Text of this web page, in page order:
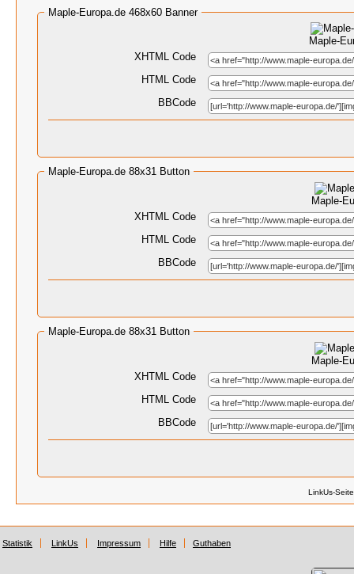
Maple-Europa.de 468x60 Banner
Maple-
XHTML Code
HTML Code
BBCode
Maple-Europa.de 88x31 Button
Maple-
XHTML Code
HTML Code
BBCode
Maple-Europa.de 88x31 Button
Maple-
XHTML Code
HTML Code
BBCode
LinkUs-
Statistik LinkUs Impressum Hilfe Guthaben